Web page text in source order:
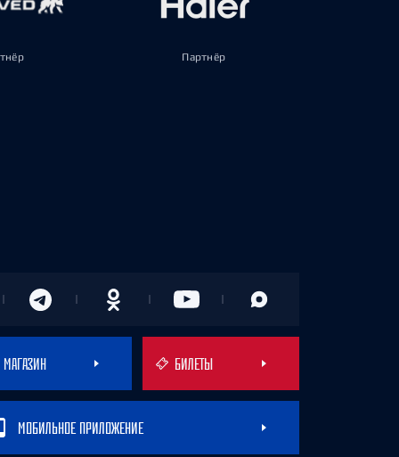
Партнёр
МАГАЗИН БИЛЕТЫ
МОБИЛЬНОЕ ПРИЛОЖЕНИЕ